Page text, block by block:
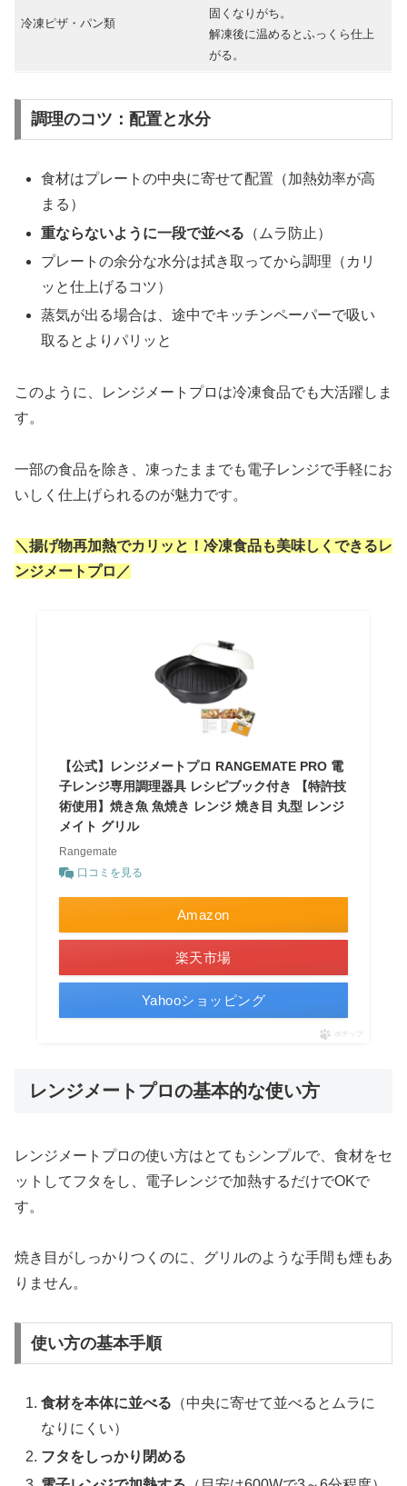
冷凍ピザ・パン類
固くなりがち。
解凍後に温めるとふっくら仕上
がる。
調理のコツ：配置と水分
食材はプレートの中央に寄せて配置（加熱効率が高
まる）
重ならないように一段で並べる （ムラ防止）
プレートの余分な水分は拭き取ってから調理（カリ
ッと仕上げるコツ）
蒸気が出る場合は、途中でキッチンペーパーで吸い
取るとよりパリッと
このように、レンジメートプロは冷凍食品でも大活躍しま
す。
一部の食品を除き、凍ったままでも電子レンジで手軽にお
いしく仕上げられるのが魅力です。
＼揚げ物再加熱でカリッと！冷凍食品も美味しくできるレ
ンジメートプロ／
【公式】レンジメートプロ RANGEMATE PRO 電
子レンジ専用調理器具 レシピブック付き 【特許技
術使用】焼き魚 魚焼き レンジ 焼き目 丸型 レンジ
メイト グリル
Rangemate
口コミを見る
Amazon
楽天市場
Yahooショッピング
ポチップ
レンジメートプロの基本的な使い方
レンジメートプロの使い方はとてもシンプルで、食材をセ
ットしてフタをし、電子レンジで加熱するだけでOKで
す。
焼き目がしっかりつくのに、グリルのような手間も煙もあ
りません。
使い方の基本手順
食材を本体に並べる （中央に寄せて並べるとムラに
なりにくい）
フタをしっかり閉める